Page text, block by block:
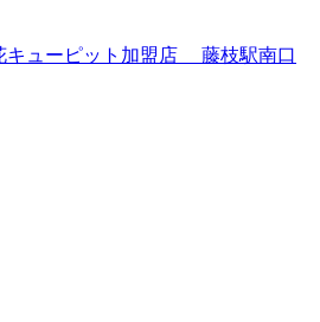
ューピット加盟店 藤枝駅南口